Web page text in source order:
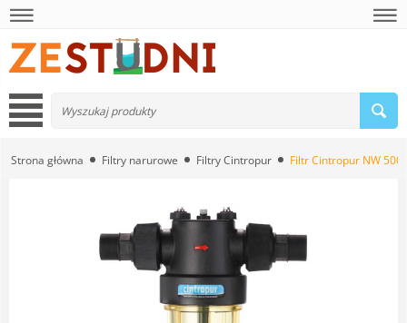
Strona główna Filtry narurowe Filtry Cintropur Filtr Cintropur NW 500